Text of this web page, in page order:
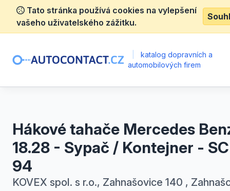
Tato stránka používá cookies na vylepšení
vašeho uživatelského zážitku.
katalog dopravních a
automobilových firem
Hákové tahače Mercedes
18.28 - Sypač / Kontejner -
94
KOVEX spol. s r.o., Zahnašovice 140 ,